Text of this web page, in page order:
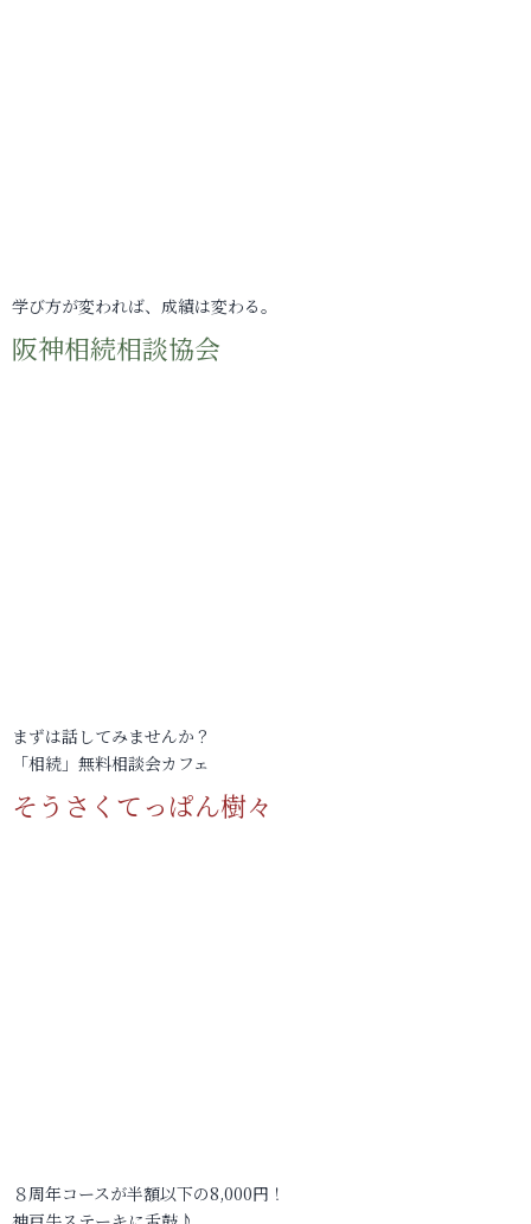
学び方が変われば、成績は変わる。
阪神相続相談協会
まずは話してみませんか？
「相続」無料相談会カフェ
そうさくてっぱん樹々
８周年コースが半額以下の8,000円！